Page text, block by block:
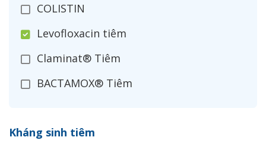
COLISTIN
Levofloxacin tiêm
Claminat® Tiêm
BACTAMOX® Tiêm
Ceftizoxim®
Kháng sinh tiêm